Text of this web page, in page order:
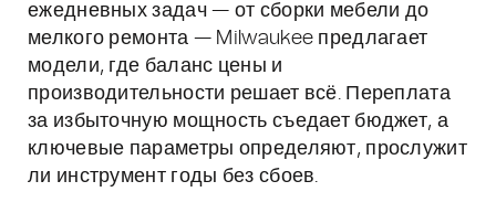
ежедневных задач — от сборки мебели до
мелкого ремонта — Milwaukee предлагает
модели, где баланс цены и
производительности решает всё. Переплата
за избыточную мощность съедает бюджет, а
ключевые параметры определяют, прослужит
ли инструмент годы без сбоев.